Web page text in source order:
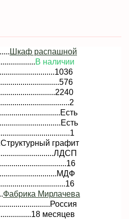
Шкаф распашной
В наличии
.2240
2
графит
ЛДСП
.16
.16
Фабрика Мирлачева
месяцев